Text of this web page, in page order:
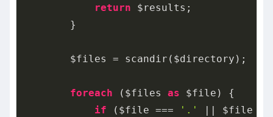
return $results;
        }
        $files = scandir($directory);
foreach ($files as $file) {
if ($file === '.'
|| $file